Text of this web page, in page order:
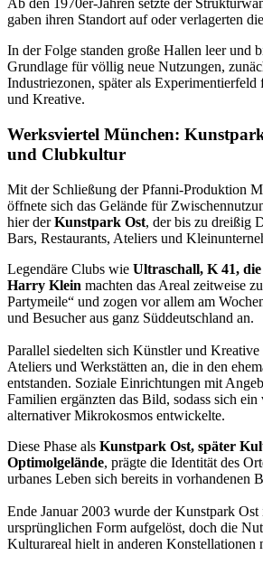
Ab den 1970er‑Jahren setzte der
gaben ihren Standort auf oder verlagerten
In der Folge standen große Hallen leer und
Grundlage für völlig neue Nutzungen,
Industriezonen, später als
und Kreative.
Werksviertel München:
und Clubkultur
Mit der Schließung der Pfanni-Produktion
öffnete sich das Gelände für
hier derKunstpark Ost, der bis zu dreißig
Bars, Restaurants, Ateliers und
Legendäre Clubs wie Ultraschall, K 41,
Harry Klein machten das Areal zeitweise
Partymeile“ und zogen vor allem am
und Besucher aus ganz Süddeutschland an.
Parallel siedelten sich Künstler und Kreative
Ateliers und Werkstätten an, die in den
entstanden. Soziale Einrichtungen mit
Familien ergänzten das Bild, sodass sich ein
alternativer Mikrokosmos entwickelte.
Diese Phase als Kunstpark Ost, später
Optimolgelände, prägte die Identität des
urbanes Leben sich bereits in vorhandenen
Ende Januar 2003 wurde der Kunstpark Ost
ursprünglichen Form aufgelöst, doch die
Kulturareal hielt in anderen Konstellationen